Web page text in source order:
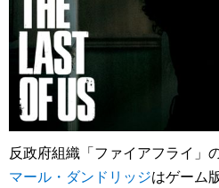
反政府組織「ファイアフライ」
マール・ダンドリッジはゲーム